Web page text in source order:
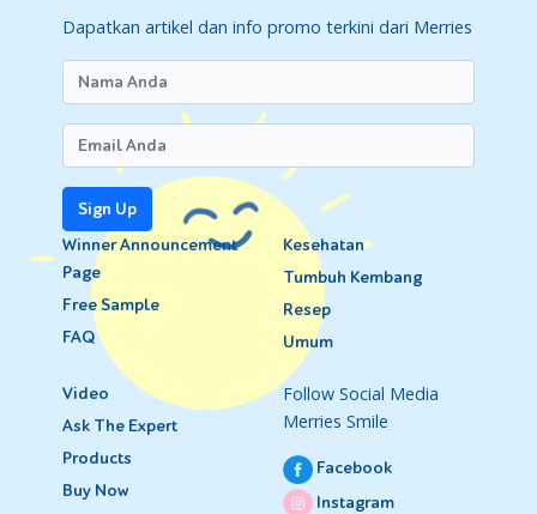
Dapatkan artikel dan info promo terkini dari Merries
Sign Up
Winner Announcement
Page
Free Sample
FAQ
Kesehatan
Tumbuh Kembang
Resep
Umum
Video
Ask The Expert
Products
Buy Now
Follow Social Media
Merries Smile
Facebook
Instagram